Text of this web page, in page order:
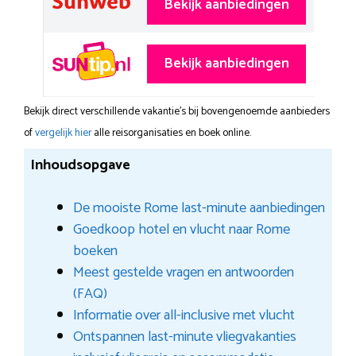
Bekijk aanbiedingen
Bekijk aanbiedingen
Bekijk direct verschillende vakantie's bij bovengenoemde aanbieders
ofvergelijk hieralle reisorganisaties en boek online.
Inhoudsopgave
De mooiste Rome last-minute aanbiedingen
Goedkoop hotel en vlucht naar Rome
boeken
Meest gestelde vragen en antwoorden
(FAQ)
Informatie over all-inclusive met vlucht
Ontspannen last-minute vliegvakanties